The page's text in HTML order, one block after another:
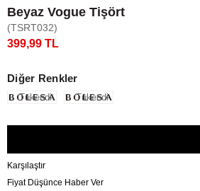
Beyaz Vogue Tişört
(TSRT032)
399,99 TL
Diğer Renkler
Tükendi Tükendi
Karşılaştır
Fiyat Düşünce Haber Ver